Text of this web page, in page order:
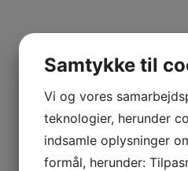
Dæk til
Samtykke til
Vi og vores
teknologier, herunder
indsamle oplysninger
formål, herunder: